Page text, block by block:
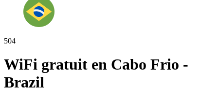
504
WiFi gratuit en Cabo Frio -
Brazil